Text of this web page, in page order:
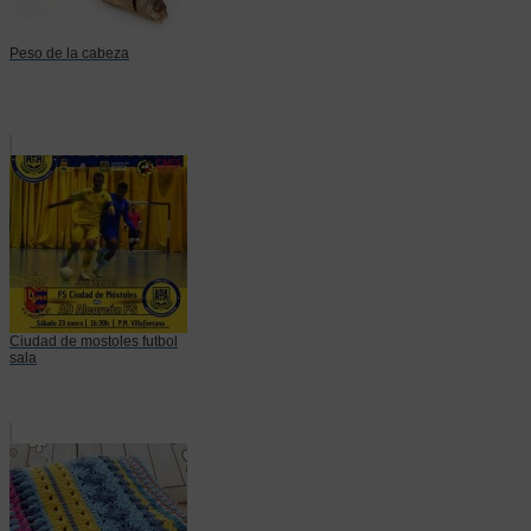
Peso de la cabeza
Ciudad de mostoles futbol
sala